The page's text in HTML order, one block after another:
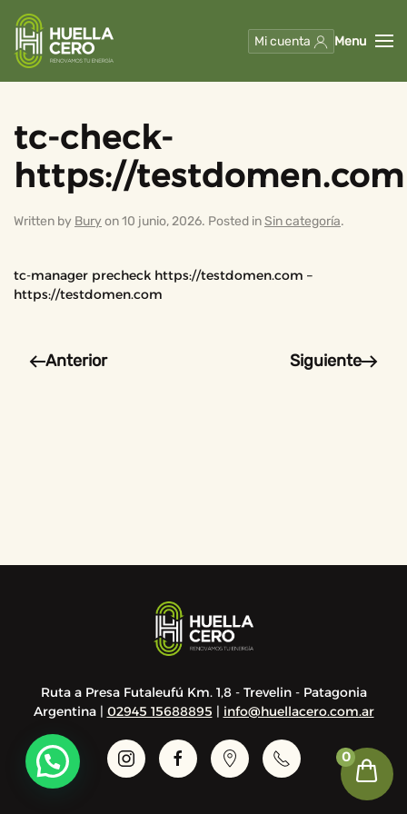
Skip to main content
Mi cuenta Menu
tc-check-
https://testdomen.com
Written by Bury on10 junio, 2026. Posted inSin categoría.
tc-manager precheck https://testdomen.com –
https://testdomen.com
Anterior Siguiente
Ruta a Presa Futaleufú Km. 1,8 - Trevelin - Patagonia
Argentina | 02945 15688895 | info@huellacero.com.ar
0